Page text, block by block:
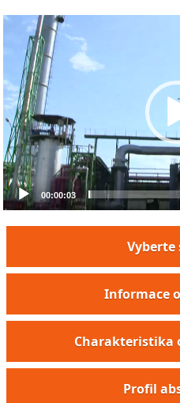
Video
Player
00:00:03
Vyberte
Informace
Charakteristika
Profil